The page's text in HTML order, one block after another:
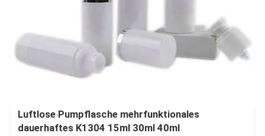
Luftlose Pumpflasche mehrfunktionales
dauerhaftes K1304 15ml 30ml 40ml